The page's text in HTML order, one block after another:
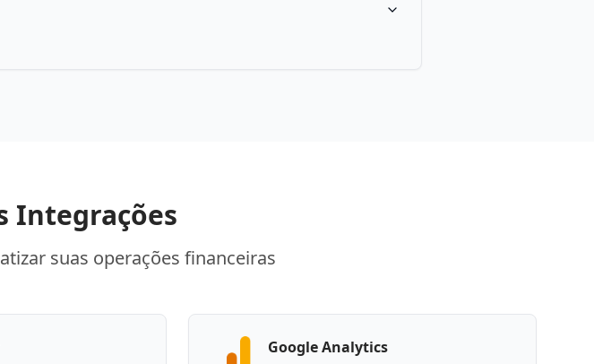
Integrações
suas operações financeiras
Google Analytics